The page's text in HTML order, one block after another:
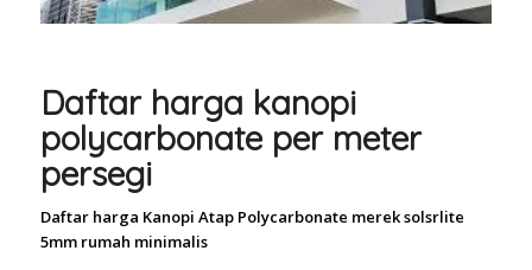
Daftar harga kanopi
polycarbonate per meter
persegi
Daftar harga Kanopi Atap Polycarbonate merek solsrlite
5mm rumah minimalis